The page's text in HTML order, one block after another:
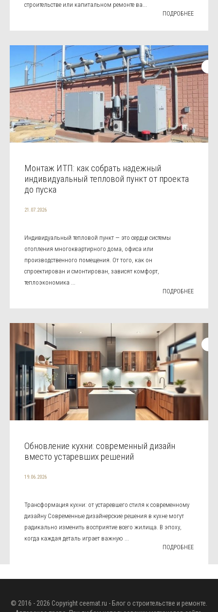
строительстве или капитальном ремонте ва...
ПОДРОБНЕЕ
Монтаж ИТП: как собрать надежный
индивидуальный тепловой пункт от проекта
до пуска
21.07.2026
Индивидуальный тепловой пункт — это сердце системы
отопления многоквартирного дома, офиса или
производственного помещения. От того, как он
спроектирован и смонтирован, зависят комфорт,
теплоэкономика ...
ПОДРОБНЕЕ
Обновление кухни: современный дизайн
вместо устаревших решений
19.06.2026
Трансформация кухни: от устаревшего стиля к современному
дизайну Современные дизайнерские решения в кухне могут
радикально изменить восприятие всего жилища. В эпоху,
когда каждая деталь играет важную ...
ПОДРОБНЕЕ
© 2016 - 2026 Copyright ceemat.ru - Блог о строительстве и ремонте.